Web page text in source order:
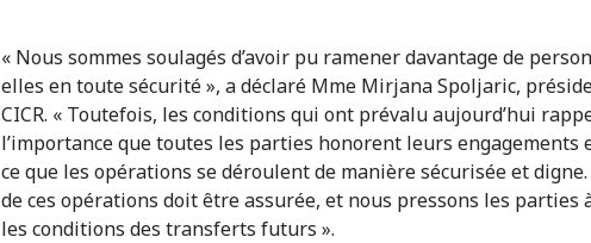
« Nous sommes soulagés d’avoir pu ramener davantage de
elles en toute sécurité », a déclaré Mme Mirjana Spoljaric,
CICR. « Toutefois, les conditions qui ont prévalu aujourd’hui
l’importance que toutes les parties honorent leurs engagements
ce que les opérations se déroulent de manière sécurisée et
de ces opérations doit être assurée, et nous pressons les parties
les conditions des transferts futurs ».